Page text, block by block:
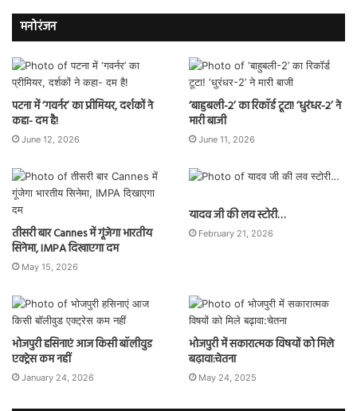
मनोरंजन
पटना में ‘गवर्नर’ का प्रीमियर, दर्शकों ने
कहा- दम है!
June 12, 2026
‘बाहुबली-2’ का रिकॉर्ड टूटा! ‘धुरंधर-2’ ने
मारी बाजी
June 11, 2026
तीसरी बार Cannes में गूंजेगा भारतीय
सिनेमा, IMPA दिखाएगा दम
May 15, 2026
यादव जी की लव स्टोरी…
February 21, 2026
भोजपुरी हसिनाएं आज किसी बॉलीवुड
एक्ट्रेस कम नहीं
January 24, 2026
भोजपुरी में सकारात्मक विषयों को मिले
बढ़ावा:चेतना
May 24, 2025